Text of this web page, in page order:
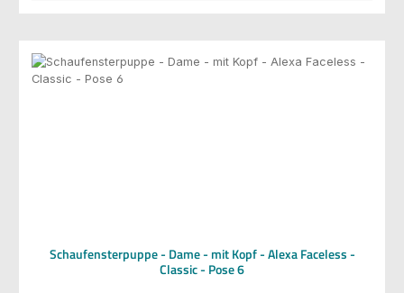
Schaufensterpuppe - Dame - mit Kopf - Alexa Faceless -
Classic - Pose 6